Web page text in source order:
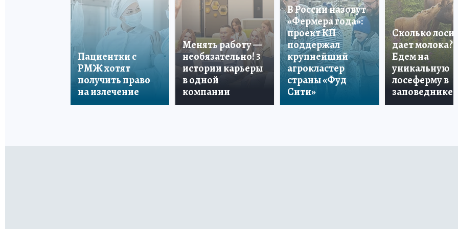
Пациентки с
РМЖ хотят
получить право
на излечение
Менять работу —
необязательно! 3
истории карьеры
в одной
компании
В России назовут
«Фермера года»:
проект КП
поддержал
крупнейший
агрокластер
страны «Фуд
Сити»
Сколько лосиха
дает молока?
Едем на
уникальную
лосеферму в
заповеднике!